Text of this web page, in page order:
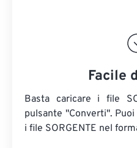
Facile
Basta caricare i file
pulsante "Converti".
i file SORGENTE nel